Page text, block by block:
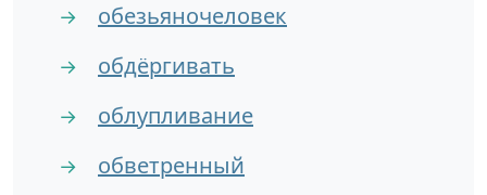
→ обезьяночеловек
→ обдёргивать
→ облупливание
→ обветренный